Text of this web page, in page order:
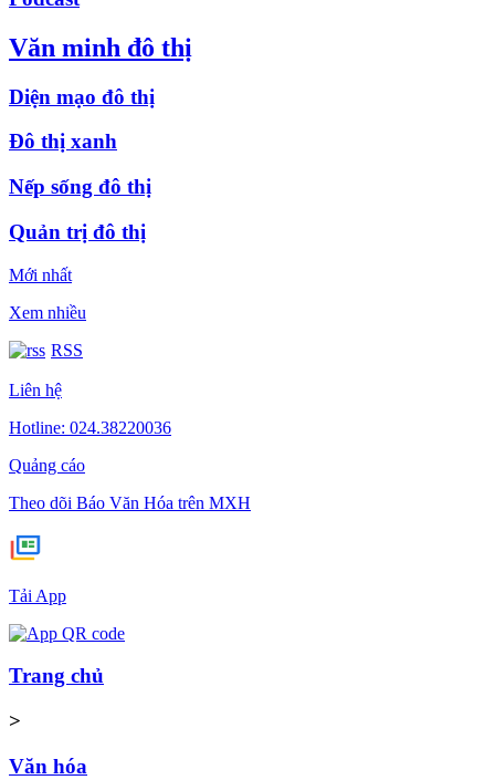
Văn minh đô thị
Diện mạo đô thị
Đô thị xanh
Nếp sống đô thị
Quản trị đô thị
Mới nhất
Xem nhiều
RSS
Liên hệ
Hotline: 024.38220036
Quảng cáo
Theo dõi Báo Văn Hóa trên MXH
Tải App
Trang chủ
>
Văn hóa